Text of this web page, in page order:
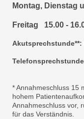
Montag, Dienstag
Freitag 15.00 -
Akutsprechstunde**:
* Annahmeschluss 15
hohem
Annahmeschluss vor,
für das Verständnis.